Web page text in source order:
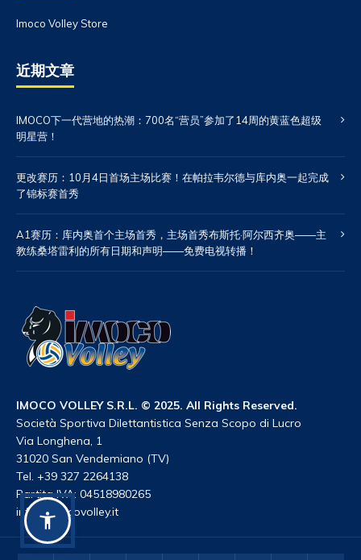
Imoco Volley Store
近期文章
IMOCO下一代营地的热潮：700名“营员”参加了14周的黄蓝色超级
明星营！
更改赛历：10月4日首场主场比赛！在帕拉韦尔德与库内奥一起完成
了锦标赛首秀
A1赛历：库内奥首个主场首秀，主场首秀布斯托·阿尔西齐奥——主
教练桑塔雷利的所有日期和声明——免费电视转播！
IMOCO VOLLEY S.R.L. © 2025. All Rights Reserved.
Società Sportiva Dilettantistica Senza Scopo di Lucro
Via Longhena, 1
31020 San Vendemiano (TV)
Tel. +39 327 2264138
Partita IVA: 04518980265
info@imocovolley.it